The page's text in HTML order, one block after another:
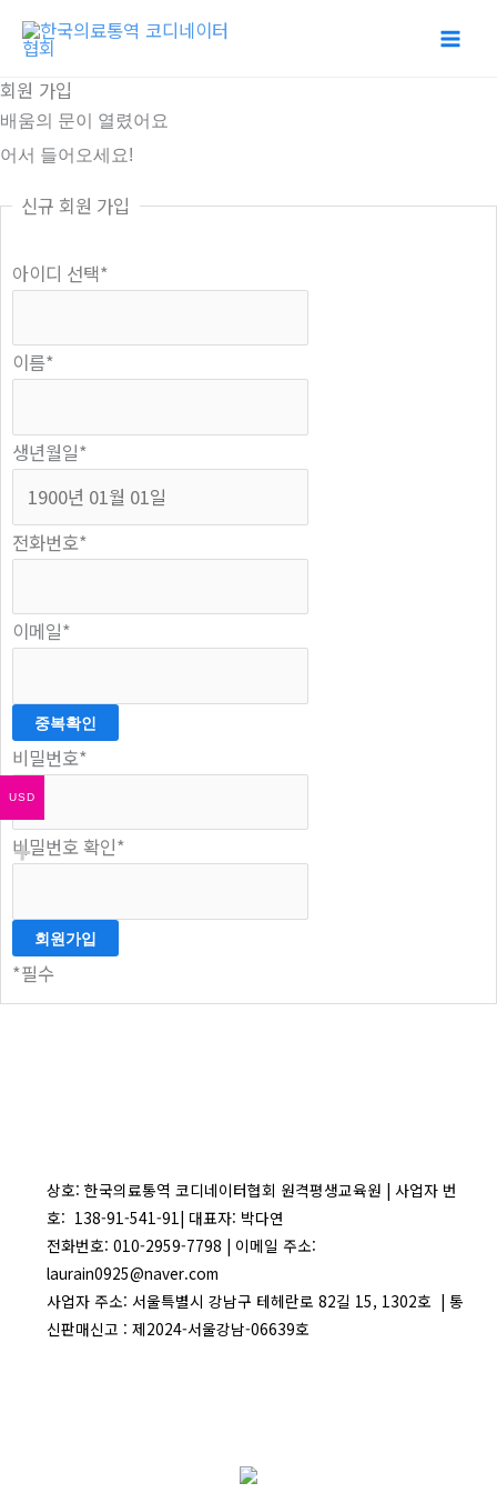
츠
로
건
뛰
회원 가입
배움의 문이 열렸어요
어서 들어오세요!
신규 회원 가입
아이디 선택*
이름*
생년월일*
전화번호*
이메일*
중복확인
비밀번호*
비밀번호 확인*
*필수
상호: 한국의료통역 코디네이터협회 원격평생교육원 | 사업자 번
호: 138-91-541-91| 대표자: 박다연
전화번호: 010-2959-7798 | 이메일 주소:
laurain0925@naver.com
사업자 주소: 서울특별시 강남구 테헤란로 82길 15, 1302호 | 통
신판매신고 : 제2024-서울강남-06639호
USD